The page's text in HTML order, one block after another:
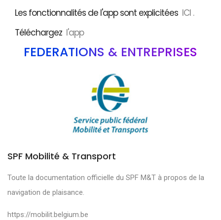
Les fonctionnalités de l'app sont explicitées ICI .
Téléchargez l'app
SPF Mobilité & Transport
Toute la documentation officielle du SPF M&T à propos de la
navigation de plaisance.
https://mobilit.belgium.be
FÉDÉRATIONS & ENTREPRISES